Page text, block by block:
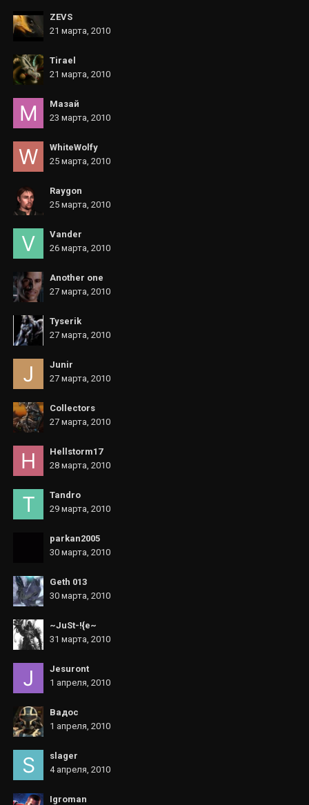
ZEVS
21 марта, 2010
Tirael
21 марта, 2010
Мазай
23 марта, 2010
WhiteWolfy
25 марта, 2010
Raygon
25 марта, 2010
Vander
26 марта, 2010
Another one
27 марта, 2010
Tyserik
27 марта, 2010
Junir
27 марта, 2010
Collectors
27 марта, 2010
Hellstorm17
28 марта, 2010
Tandro
29 марта, 2010
parkan2005
30 марта, 2010
Geth 013
30 марта, 2010
~JuSt-!{e~
31 марта, 2010
Jesuront
1 апреля, 2010
Вадос
1 апреля, 2010
slager
4 апреля, 2010
Igroman